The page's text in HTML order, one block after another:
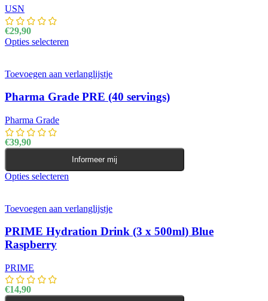
USN
€29,90
Opties selecteren
Toevoegen aan verlanglijstje
Pharma Grade PRE (40 servings)
Pharma Grade
€39,90
Informeer mij
Opties selecteren
Toevoegen aan verlanglijstje
PRIME Hydration Drink (3 x 500ml) Blue
Raspberry
PRIME
€14,90